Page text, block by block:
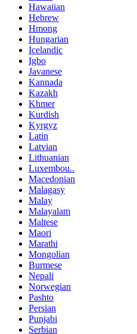
Hawaiian
Hebrew
Hmong
Hungarian
Icelandic
Igbo
Javanese
Kannada
Kazakh
Khmer
Kurdish
Kyrgyz
Latin
Latvian
Lithuanian
Luxembou..
Macedonian
Malagasy
Malay
Malayalam
Maltese
Maori
Marathi
Mongolian
Burmese
Nepali
Norwegian
Pashto
Persian
Punjabi
Serbian